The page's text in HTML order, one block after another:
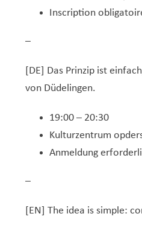
Inscription
–
[DE] Das Prinzip ist
von Düdelingen.
19:00 – 20:30
Kulturzentrum
Anmeldung
–
[EN] The idea is simple: